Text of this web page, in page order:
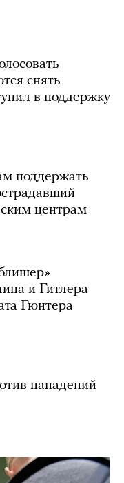
снять
в поддержку
поддержать
центрам
и Гитлера
Гюнтера
нападений